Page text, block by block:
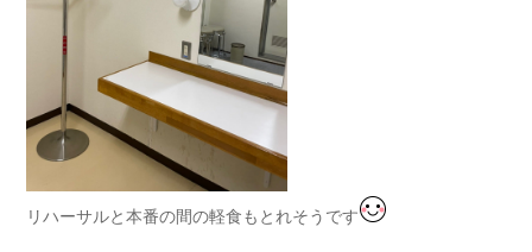
リハーサルと本番の間の軽食もとれそうです